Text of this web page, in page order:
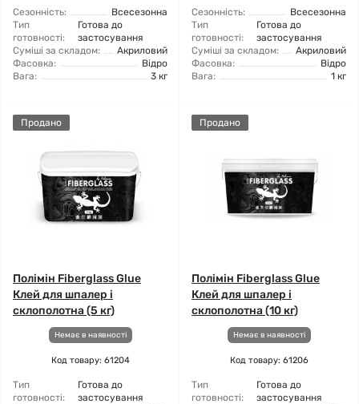
Сезонність:
Всесезонна
Тип
готовності:
Готова до
застосування
Суміші за складом:
Акриловий
Фасовка:
Відро
Вага:
3 кг
Сезонність:
Всесезонна
Тип
готовності:
Готова до
застосування
Суміші за складом:
Акриловий
Фасовка:
Відро
Вага:
1 кг
Продано
Полімін Fiberglass Glue
Клей для шпалер і
склополотна (5 кг)
Немає в наявності
Код товару: 61204
Тип
готовності:
Готова до
застосування
Продано
Полімін Fiberglass Glue
Клей для шпалер і
склополотна (10 кг)
Немає в наявності
Код товару: 61206
Тип
готовності:
Готова до
застосування